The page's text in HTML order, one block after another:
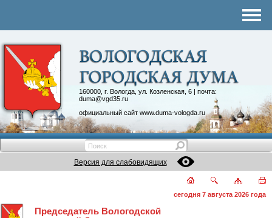
160000, г. Вологда, ул. Козленская, 6 | почта:
duma@vgd35.ru
официальный сайт www.duma-vologda.ru
Контакты
Депутатские объединения
Версия для слабовидящих
сегодня 7 августа 2026 года
Председатель Вологодской